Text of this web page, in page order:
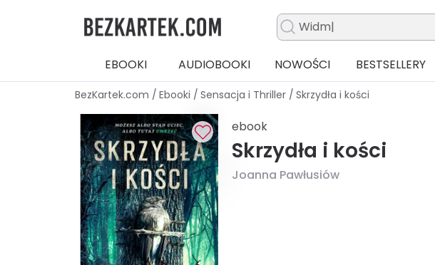
EBOOKI AUDIOBOOKI NOWOŚCI BESTSELLERY
BezKartek.com / Ebooki / Sensacja i Thriller / Skrzydła i kości
ebook
Skrzydła i kości
Joanna Pawłusiów